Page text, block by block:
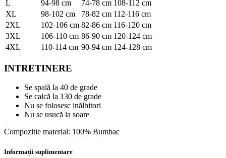
L
94-98 cm 74-78 cm 108-112 cm
XL
98-102 cm 78-82 cm 112-116 cm
2XL
102-106 cm 82-86 cm 116-120 cm
3XL
106-110 cm 86-90 cm 120-124 cm
4XL
110-114 cm 90-94 cm 124-128 cm
INTRETINERE
Se spală la 40 de grade
Se calcă la 130 de grade
Nu se folosesc inălbitori
Nu se usucă la soare
Compozitie material: 100% Bumbac
Informații suplimentare